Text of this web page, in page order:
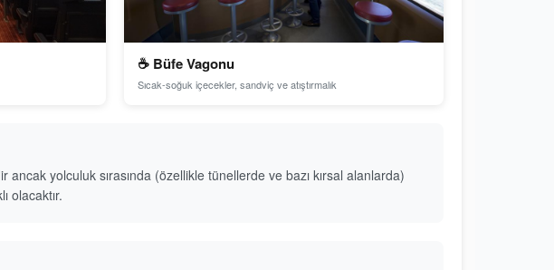
☕ Büfe Vagonu
Sıcak-soğuk içecekler, sandviç ve atıştırmalık
yolculuk sırasında (özellikle tünellerde ve bazı kırsal alanlarda)
olacaktır.